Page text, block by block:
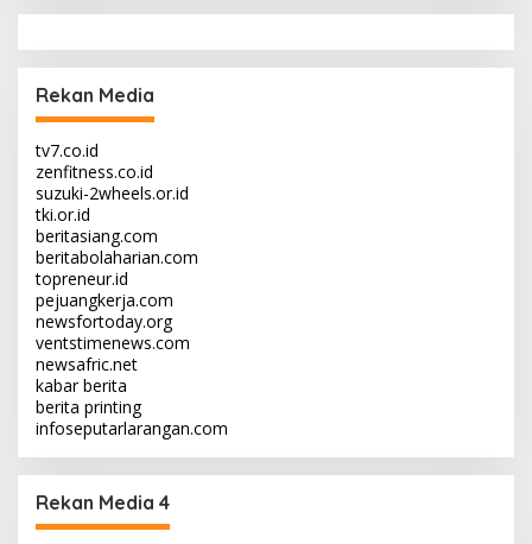
Rekan Media
tv7.co.id
zenfitness.co.id
suzuki-2wheels.or.id
tki.or.id
beritasiang.com
beritabolaharian.com
topreneur.id
pejuangkerja.com
newsfortoday.org
ventstimenews.com
newsafric.net
kabar berita
berita printing
infoseputarlarangan.com
Rekan Media 4